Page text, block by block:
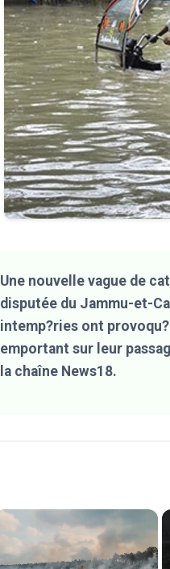
Une nouvelle vague de
disputée du Jammu-et-
intemp?ries ont
emportant sur leur
la chaîne News18.
×